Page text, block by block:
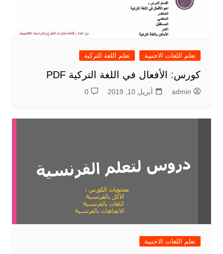
تعلم اللغات الاجنبية تعلم اللغة التركية
كورس: الأفعال في اللغة التركية PDF
admin أبريل 10, 2019 0
تعلم اللغات الاجنبية